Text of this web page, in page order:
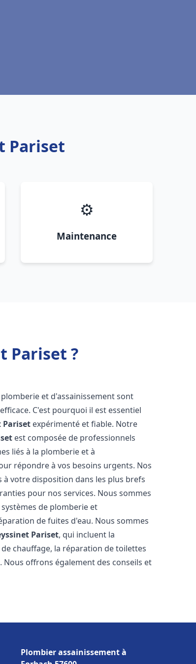
Pariset
⚙️
Maintenance
Pariset ?
et d'assainissement sont
C'est pourquoi il est essentiel
Pariset expérimenté et fiable. Notre
est composée de professionnels
liés à la plomberie et à
répondre à vos besoins urgents. Nos
votre disposition dans les plus brefs
pour nos services. Nous sommes
de plomberie et
de fuites d'eau. Nous sommes
Pariset, qui incluent la
chauffage, la réparation de toilettes
offrons également des conseils et
Plombier assainissement à